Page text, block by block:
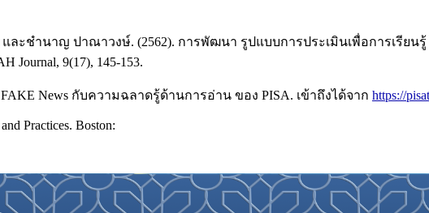
ะชำนาญ ปาณาวงษ์. (2562). การพัฒนา รูปแบบการประเมินเพื่อการเรียน
9(17), 145-153.
News กับความฉลาดรู้ด้านการอ่าน ของ PISA. เข้าถึงได้จาก https://
Practices. Boston: